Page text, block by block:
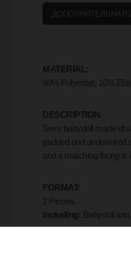
ДОПОЛНИТЕЛЬНАЯ
MATERIAL:
90% Polyester, 10%
DESCRIPTION:
Sexy babydoll made of
padded and underwired
and a matching thong is
FORMAT:
2 Pieces.
Including: Babydoll and